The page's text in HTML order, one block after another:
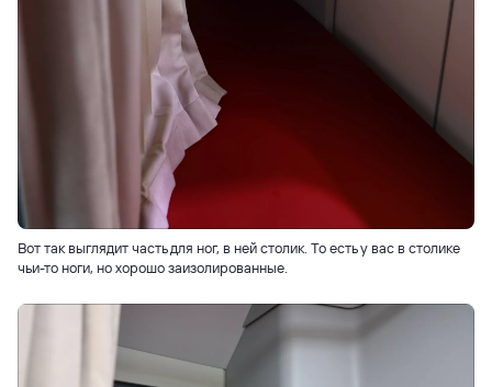
Вот так выглядит часть для ног, в ней столик. То есть у вас в столике
чьи-то ноги, но хорошо заизолированные.